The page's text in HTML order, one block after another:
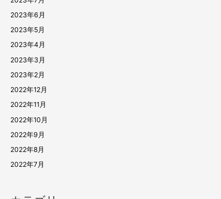
2023年6月
2023年5月
2023年4月
2023年3月
2023年2月
2022年12月
2022年11月
2022年10月
2022年9月
2022年8月
2022年7月